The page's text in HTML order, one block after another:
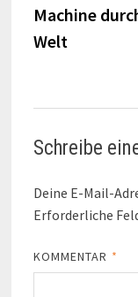
Machine
Welt
Schreibe
Deine E-Mail-
Erforderliche
KOMMENTAR *